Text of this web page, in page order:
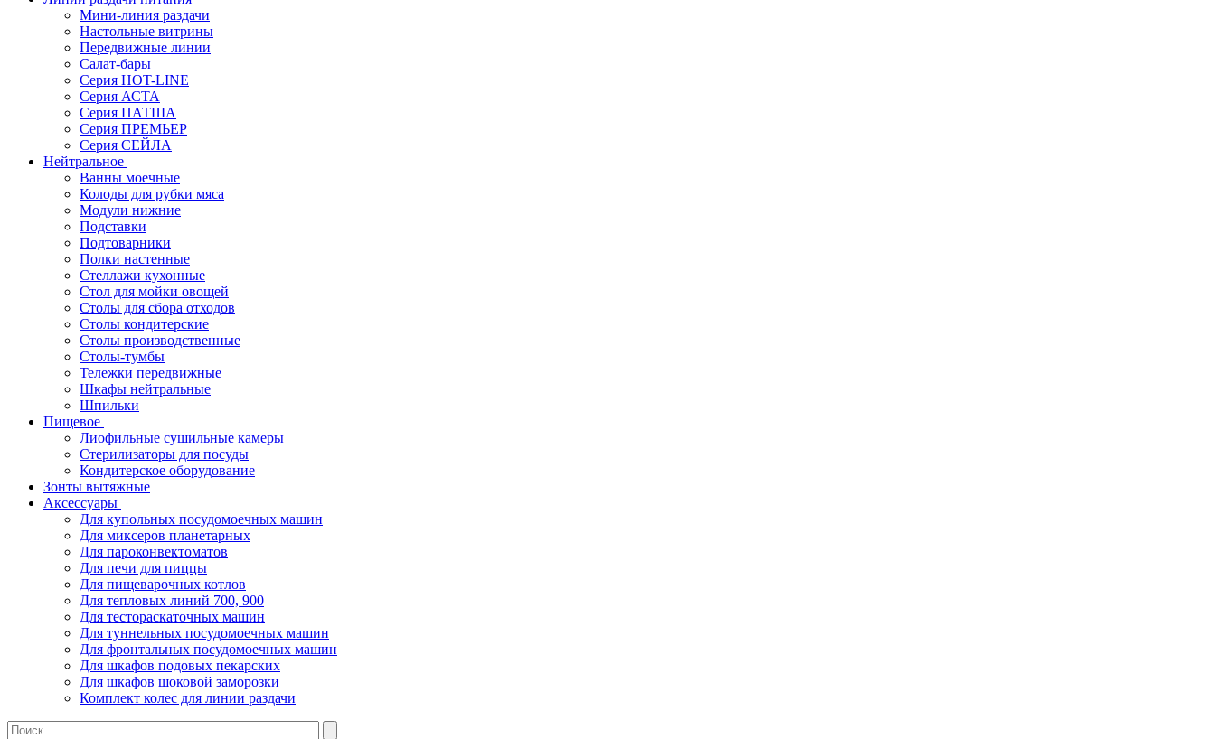
Мини-линия раздачи
Настольные витрины
Передвижные линии
Салат-бары
Серия HOT-LINE
Серия АСТА
Серия ПАТША
Серия ПРЕМЬЕР
Серия СЕЙЛА
Нейтральное
Ванны моечные
Колоды для рубки мяса
Модули нижние
Подставки
Подтоварники
Полки настенные
Стеллажи кухонные
Стол для мойки овощей
Столы для сбора отходов
Столы кондитерские
Столы производственные
Столы-тумбы
Тележки передвижные
Шкафы нейтральные
Шпильки
Пищевое
Лиофильные сушильные камеры
Стерилизаторы для посуды
Кондитерское оборудование
Зонты вытяжные
Аксессуары
Для купольных посудомоечных машин
Для миксеров планетарных
Для пароконвектоматов
Для печи для пиццы
Для пищеварочных котлов
Для тепловых линий 700, 900
Для тестораскаточных машин
Для туннельных посудомоечных машин
Для фронтальных посудомоечных машин
Для шкафов подовых пекарских
Для шкафов шоковой заморозки
Комплект колес для линии раздачи